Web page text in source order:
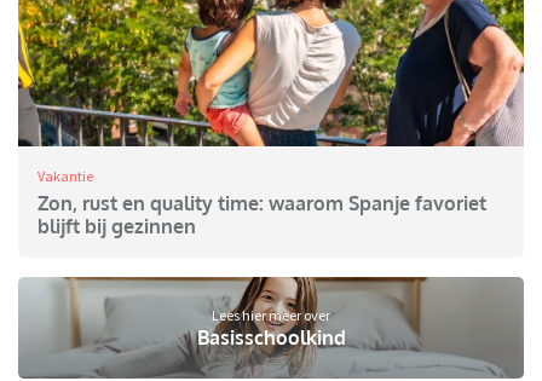
Vakantie
Zon, rust en quality time: waarom Spanje favoriet
blijft bij gezinnen
Lees hier meer over
Basisschoolkind